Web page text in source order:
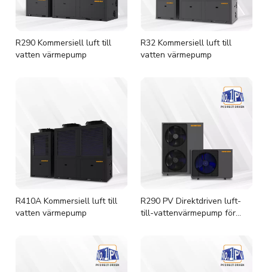
R290 Kommersiell luft till
vatten värmepump
R32 Kommersiell luft till
vatten värmepump
R410A Kommersiell luft till
vatten värmepump
R290 PV Direktdriven luft-
till-vattenvärmepump för